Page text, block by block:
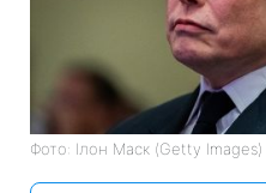
Фото: Ілон Маск (Getty Images)